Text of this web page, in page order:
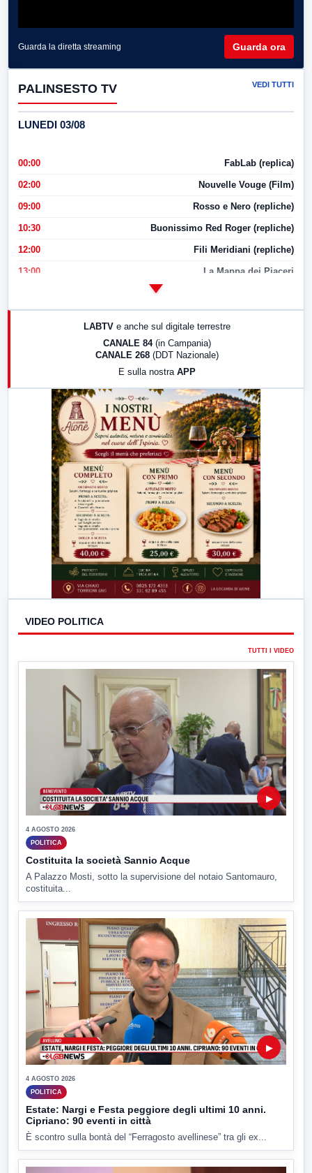
Guarda la diretta streaming Guarda ora
PALINSESTO TV VEDI TUTTI
LUNEDI 03/08
00:00 FabLab (replica)
02:00 Nouvelle Vouge (Film)
09:00 Rosso e Nero (repliche)
10:30 Buonissimo Red Roger (repliche)
12:00 Fili Meridiani (repliche)
13:00 La Mappa dei Piaceri
17:00 LabNews (replica)
LabNews (replica)
LABTV e anche sul digitale terrestre
CANALE 84 (in Campania)
CANALE 268 (DDT Nazionale)
E sulla nostra APP
VIDEO POLITICA
TUTTI I VIDEO
▶
4 AGOSTO 2026
POLITICA
Costituita la società Sannio Acque
A Palazzo Mosti, sotto la supervisione del notaio Santomauro,
costituita...
▶
4 AGOSTO 2026
POLITICA
Estate: Nargi e Festa peggiore degli ultimi 10 anni.
Cipriano: 90 eventi in città
È scontro sulla bontà del “Ferragosto avellinese” tra gli ex...